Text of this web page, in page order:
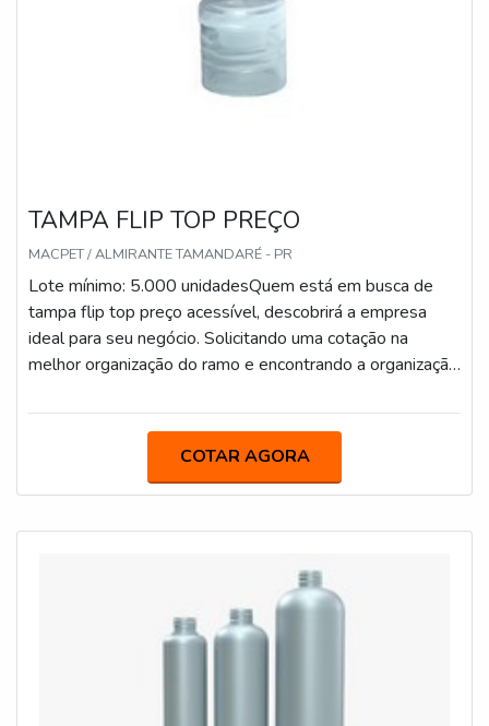
TAMPA FLIP TOP PREÇO
MACPET / ALMIRANTE TAMANDARÉ - PR
Lote mínimo: 5.000 unidadesQuem está em busca de
tampa flip top preço acessível, descobrirá a empresa
ideal para seu negócio. Solicitando uma cotação na
melhor organização do ramo e encontrando a organização
flip top preço, na Macpet poderá contar com precisão e
com comprometimento com os resultados dos
clientes.OUTRAS INFORMAÇÕES SOBRE TAMPA
FLIP TOP PREÇOHá muitas maneiras eficientes de
parceiros uma estrutura com: Diversas certificações,
dentre elas, ISO9001 e CIF – (Embalagens para contato
com Alimentos junto a Vigilância Sanitária);
COTAR AGORA